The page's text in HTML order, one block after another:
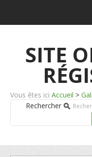
SITE
Vous êtes ici Accueil >
Rechercher